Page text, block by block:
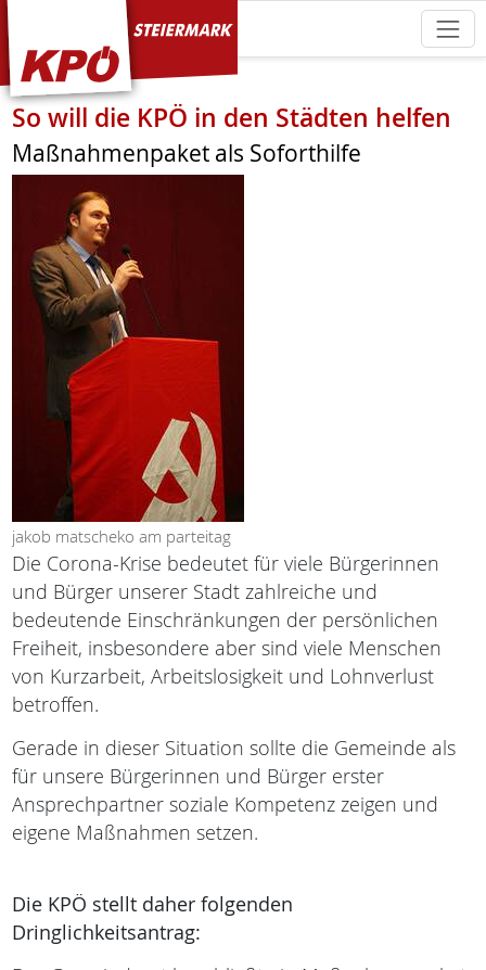
KPÖ Steiermark
So will die KPÖ in den Städten helfen
Maßnahmenpaket als Soforthilfe
jakob matscheko am parteitag
Die Corona-Krise bedeutet für viele Bürgerinnen
und Bürger unserer Stadt zahlreiche und
bedeutende Einschränkungen der persönlichen
Freiheit, insbesondere aber sind viele Menschen
von Kurzarbeit, Arbeitslosigkeit und Lohnverlust
betroffen.
Gerade in dieser Situation sollte die Gemeinde als
für unsere Bürgerinnen und Bürger erster
Ansprechpartner soziale Kompetenz zeigen und
eigene Maßnahmen setzen.
Die KPÖ stellt daher folgenden
Dringlichkeitsantrag: